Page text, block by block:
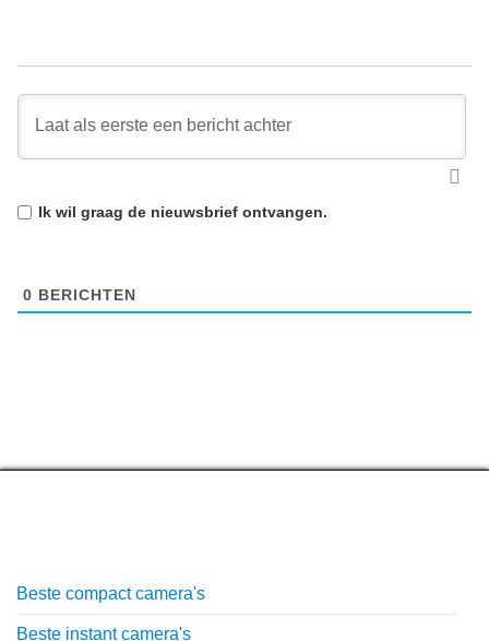
Ik wil graag de nieuwsbrief ontvangen.
0 BERICHTEN
Beste compact camera's
Beste instant camera's